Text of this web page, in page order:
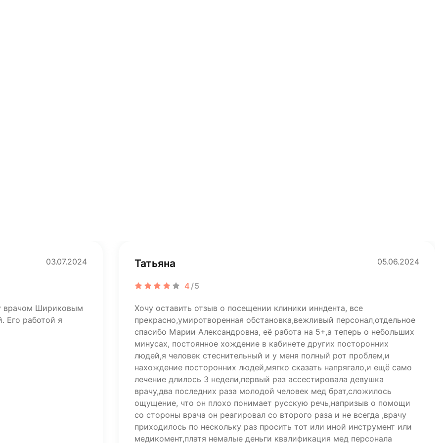
03.07.2024
врачом Шириковым
Его работой я
Татьяна 05.06.2024
4 /5
Хочу оставить отзыв о посещении клиники инндента, все
прекрасно,умиротворенная обстановка,вежливый персонал,отдельное
спасибо Марии Александровна, её работа на 5+,а теперь о небольших
минусах, постоянное хождение в кабинете других посторонних
людей,я человек стеснительный и у меня полный рот проблем,и
нахождение посторонних людей,мягко сказать напрягало,и ещё само
лечение длилось 3 недели,первый раз ассестировала девушка
врачу,два последних раза молодой человек мед брат,сложилось
ощущение, что он плохо понимает русскую речь,напризыв о помощи
со стороны врача он реагировал со второго раза и не всегда ,врачу
приходилось по нескольку раз просить тот или иной инструмент или
медикомент,платя немалые деньги квалификация мед персонала